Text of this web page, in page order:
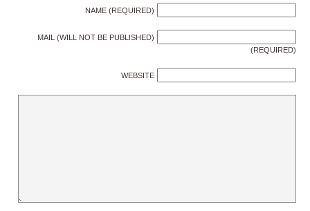
NAME (REQUIRED)
MAIL (WILL NOT BE PUBLISHED)
(REQUIRED)
WEBSITE